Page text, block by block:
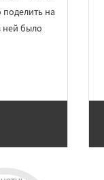
на
ней было